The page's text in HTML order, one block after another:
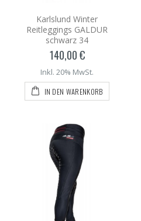
Karlslund Winter
Reitleggings GALDUR
schwarz 34
140,00 €
Inkl. 20% MwSt.
IN DEN WARENKORB